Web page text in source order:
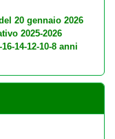
20 gennaio 2026
2025-2026
14-12-10-8 anni